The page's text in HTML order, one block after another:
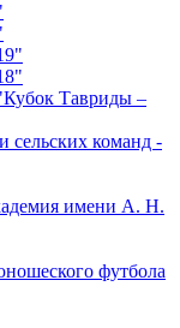
Тавриды –
сельских команд -
имени А. Н.
футбола